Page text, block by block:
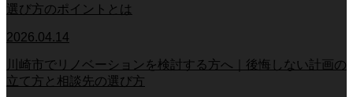
選び方のポイントとは
2026.04.14
川崎市でリノベーションを検討する方へ｜後悔しない計画の
立て方と相談先の選び方